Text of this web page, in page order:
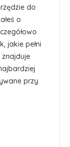
do
o
jakie pełni
przy